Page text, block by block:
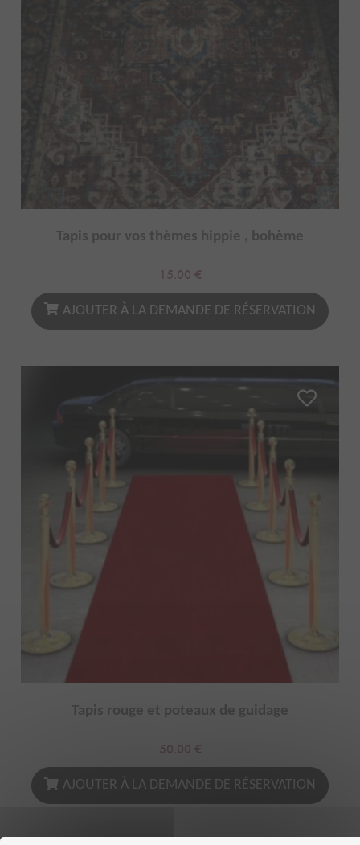
Tapis pour vos thèmes hippie , bohème
15.00 €
AJOUTER À LA DEMANDE DE RÉSERVATION
Tapis rouge et poteaux de guidage
50.00 €
AJOUTER À LA DEMANDE DE RÉSERVATION